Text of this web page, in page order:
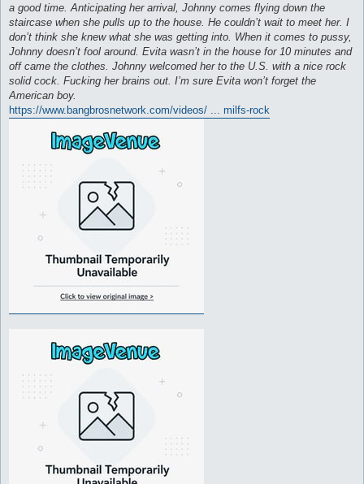
a good time. Anticipating her arrival, Johnny comes flying down the
staircase when she pulls up to the house. He couldn’t wait to meet her. I
don’t think she knew what she was getting into. When it comes to pussy,
Johnny doesn’t fool around. Evita wasn’t in the house for 10 minutes and
off came the clothes. Johnny welcomed her to the U.S. with a nice rock
solid cock. Fucking her brains out. I’m sure Evita won’t forget the
American boy.
https://www.bangbrosnetwork.com/videos/ ... milfs-rock